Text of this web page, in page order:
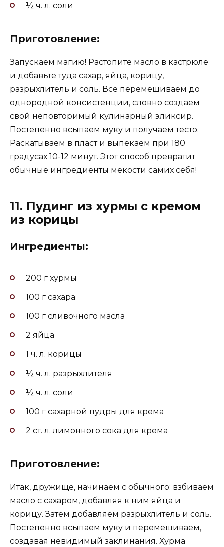
½ ч. л. соли
Приготовление:
Запускаем магию! Растопите масло в кастрюле
и добавьте туда сахар, яйца, корицу,
разрыхлитель и соль. Все перемешиваем до
однородной консистенции, словно создаем
свой неповторимый кулинарный эликсир.
Постепенно всыпаем муку и получаем тесто.
Раскатываем в пласт и выпекаем при 180
градусах 10-12 минут. Этот способ превратит
обычные ингредиенты мекости самих себя!
11. Пудинг из хурмы с кремом
из корицы
Ингредиенты:
200 г хурмы
100 г сахара
100 г сливочного масла
2 яйца
1 ч. л. корицы
½ ч. л. разрыхлителя
½ ч. л. соли
100 г сахарной пудры для крема
2 ст. л. лимонного сока для крема
Приготовление:
Итак, дружище, начинаем с обычного: взбиваем
масло с сахаром, добавляя к ним яйца и
корицу. Затем добавляем разрыхлитель и соль.
Постепенно всыпаем муку и перемешиваем,
создавая невидимый заклинания. Хурма